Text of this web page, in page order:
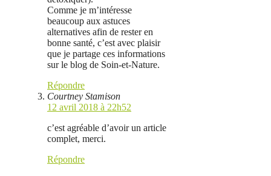
Comme je m’intéresse
beaucoup aux astuces
alternatives afin de rester en
bonne santé, c’est avec plaisir
que je partage ces informations
sur le blog de Soin-et-Nature.
Répondre
Courtney Stamison
12 avril 2018 à 22h52
c’est agréable d’avoir un article
complet, merci.
Répondre